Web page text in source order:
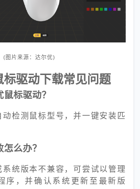
(图片来源：达尔优)
驱动下载常见问题
标驱动？
检测鼠标型号，并一键安装匹
么办？
统版本不兼容，可尝试以管理
序，并确认系统更新至最新版